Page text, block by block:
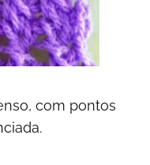
com pontos